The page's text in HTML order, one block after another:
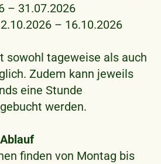
– 31.07.2026
– 16.10.2026
sowohl tageweise als auch
Zudem kann jeweils
eine Stunde
werden.
finden von Montag bis